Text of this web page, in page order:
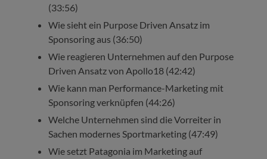
(33:56)
Wie sieht ein Purpose Driven Ansatz im
Sponsoring aus (36:50)
Wie reagieren Unternehmen auf den Purpose
Driven Ansatz von Apollo18 (42:42)
Wie kann man Performance-Marketing mit
Sponsoring verknüpfen (44:26)
Welche Unternehmen sind die Vorreiter in
Sachen modernes Sportmarketing (47:49)
Wie setzt Patagonia im Marketing auf